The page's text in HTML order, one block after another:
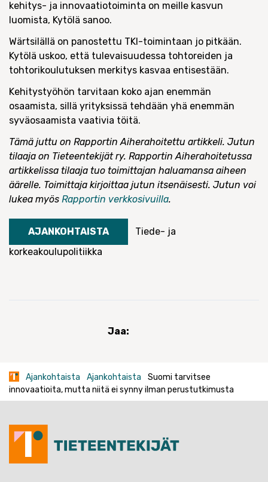
kehitys- ja innovaatiotoiminta on meille kasvun
luomista, Kytölä sanoo.
Wärtsilällä on panostettu TKI-toimintaan jo pitkään.
Kytölä uskoo, että tulevaisuudessa tohtoreiden ja
tohtorikoulutuksen merkitys kasvaa entisestään.
Kehitystyöhön tarvitaan koko ajan enemmän
osaamista, sillä yrityksissä tehdään yhä enemmän
syväosaamista vaativia töitä.
Tämä juttu on Rapportin Aiherahoitettu artikkeli. Jutun
tilaaja on Tieteentekijät ry. Rapportin Aiherahoitetussa
artikkelissa tilaaja tuo toimittajan haluamansa aiheen
äärelle. Toimittaja kirjoittaa jutun itsenäisesti. Jutun voi
lukea myös Rapportin verkkosivuilla.
AJANKOHTAISTA
Tiede- ja
korkeakoulupolitiikka
Jaa:
Ajankohtaista Ajankohtaista
Suomi tarvitsee
innovaatioita, mutta niitä ei synny ilman perustutkimusta